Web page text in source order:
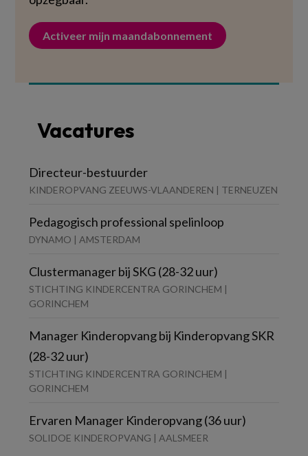
Activeer mijn maandabonnement
Vacatures
Directeur-bestuurder
KINDEROPVANG ZEEUWS-VLAANDEREN | TERNEUZEN
Pedagogisch professional spelinloop
DYNAMO | AMSTERDAM
Clustermanager bij SKG (28-32 uur)
STICHTING KINDERCENTRA GORINCHEM |
GORINCHEM
Manager Kinderopvang bij Kinderopvang SKR
(28-32 uur)
STICHTING KINDERCENTRA GORINCHEM |
GORINCHEM
Ervaren Manager Kinderopvang (36 uur)
SOLIDOE KINDEROPVANG | AALSMEER